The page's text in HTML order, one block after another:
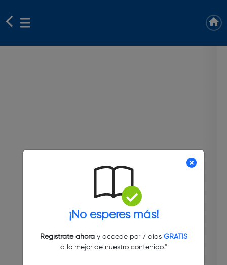
¡No esperes más!
Regístrate ahoray accede por 7 días GRATIS
a lo mejor de nuestro contenido."